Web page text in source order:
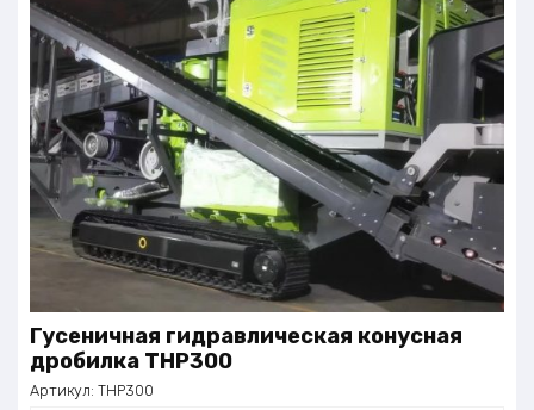
Гусеничная гидравлическая конусная
дробилка THP300
Артикул: THP300